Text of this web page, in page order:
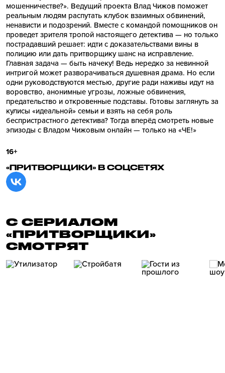
мошенничестве?». Ведущий проекта Влад Чижов поможет
реальным людям распутать клубок взаимных обвинений,
ненависти и подозрений. Вместе с командой помощников он
проведет зрителя тропой настоящего детектива — но только
пострадавший решает: идти с доказательствами вины в
полицию или дать притворщику шанс на исправление.
Главная задача — быть начеку! Ведь нередко за невинной
интригой может разворачиваться душевная драма. Но если
одни руководствуются местью, другие ради наживы идут на
воровство, анонимные угрозы, ложные обвинения,
предательство и откровенные подставы. Готовы заглянуть за
кулисы «идеальной» семьи и взять на себя роль
беспристрастного детектива? Тогда вперёд смотреть новые
эпизоды с Владом Чижовым онлайн — только на «ЧЕ!»
16+
«ПРИТВОРЩИКИ» В СОЦСЕТЯХ
С СЕРИАЛОМ
«ПРИТВОРЩИКИ»
СМОТРЯТ